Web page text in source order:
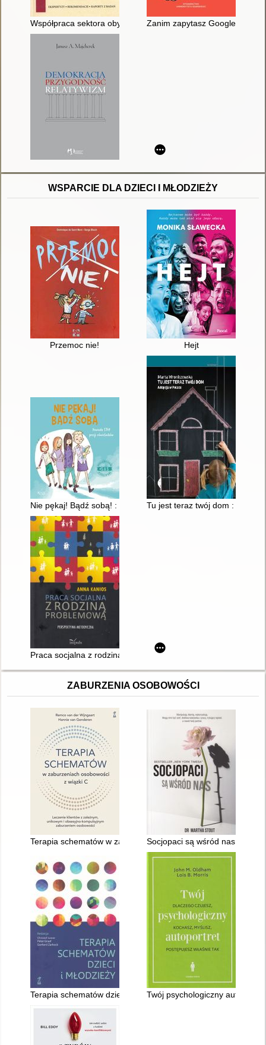
Współpraca sektora obywatelskiego z administracją publiczną
Zanim zapytasz Google'a : 15
WSPARCIE DLA DZIECI I MŁODZIEŻY
Przemoc nie! Hejt
Nie pękaj! Bądź sobą! : powiedz stop presji rówieśników
Tu jest teraz twój dom :
Praca socjalna z rodziną problemową : perspektywa
ZABURZENIA OSOBOWOŚCI
Terapia schematów w zaburzeniach osobowości z wiązki C :
Socjopaci są wśród nas :
Terapia schematów dzieci i młodzieżyTwój psychologiczny